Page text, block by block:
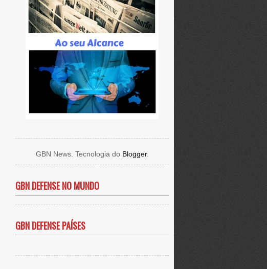
GBN News. Tecnologia do Blogger.
GBN DEFENSE NO MUNDO
GBN DEFENSE PAÍSES